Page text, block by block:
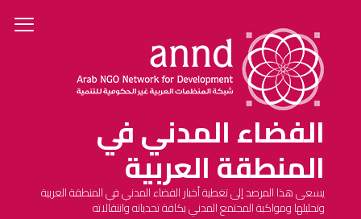
الفضاء المدني في
المنطقة العربية
يسعى هذا المرصد إلى تغطية أخبار الفضاء المدني في المنطقة العربية
وتحليلها ومواكبة المجتمع المدني بكافة تحدياته وانتقالاته